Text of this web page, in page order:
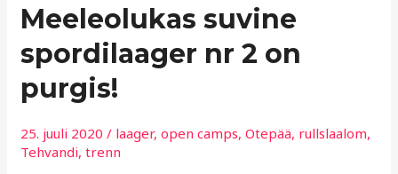
Meeleolukas suvine
spordilaager nr 2 on
purgis!
25. juuli 2020/ laager,open camps,Otepää, rullslaalom,
Tehvandi,trenn
Meeleolukas
suvine
spordilaager
nr
2
on
purgis!